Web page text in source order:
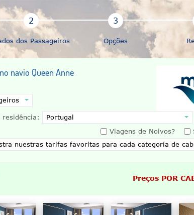
dos Passageiros Opções
navio Queen Anne
residência:
Viagens de Noivos?
Preços POR